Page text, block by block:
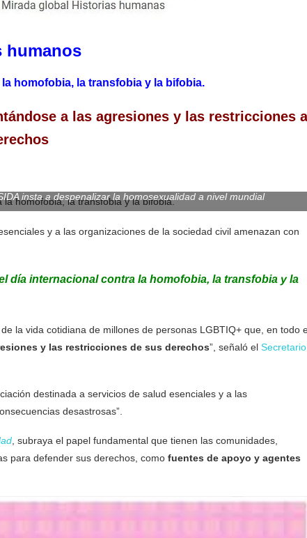
humanos
homofobia, la transfobia y la bifobia.
a las agresiones y las restricciones a
insta a despenalizar la homosexualidad a nivel mundial
y a las organizaciones de la sociedad civil amenazan con
día internacional contra la homofobia, la transfobia y la
la vida cotidiana de millones de personas LGBTIQ+ que, en todo
y las restricciones de sus derechos”, señaló el Secretario
destinada a servicios de salud esenciales y a las
desastrosas”.
, subraya el papel fundamental que tienen las comunidades,
para defender sus derechos, como fuentes de apoyo y agentes